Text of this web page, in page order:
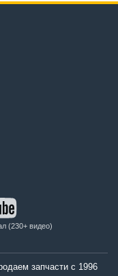
(230+ видео)
запчасти с 1996